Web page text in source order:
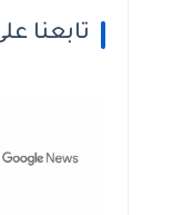
تابعنا